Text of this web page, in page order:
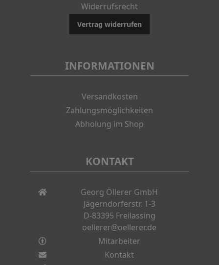
Widerrufsrecht
Vertrag widerrufen
INFORMATIONEN
Versandkosten
Zahlungsmöglichkeiten
Abholung im Shop
KONTAKT
Georg Öllerer GmbH
Jägerndorferstr. 1-3
D-83395 Freilassing
oellerer@oellerer.de
Mitarbeiter
Kontakt